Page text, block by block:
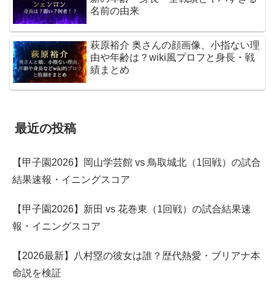
名前の由来
萩原裕介 奥さんの顔画像、小指ない理
由や年齢は？wiki風プロフと身長・戦
績まとめ
最近の投稿
【甲子園2026】岡山学芸館 vs 鳥取城北（1回戦）の試合
結果速報・イニングスコア
【甲子園2026】新田 vs 花巻東（1回戦）の試合結果速
報・イニングスコア
【2026最新】八村塁の彼女は誰？歴代熱愛・ブリアナ本
命説を検証